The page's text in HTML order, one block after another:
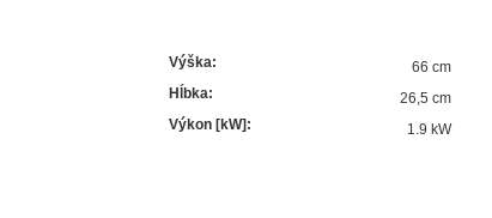
Výška: 66 cm
Hĺbka: 26,5 cm
Výkon [kW] : 1.9 kW